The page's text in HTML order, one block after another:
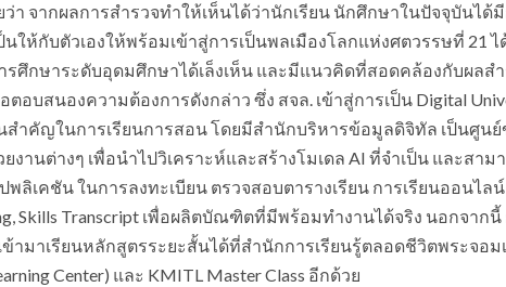
า จากผลการสำรวจทำให้เห็นได้ว่านักเรียน นักศึกษาในปัจจุบันได้
ห้กับตัวเองให้พร้อมเข้าสู่การเป็นพลเมืองโลกแห่งศตวรรษที่ 21 ไ
ศึกษาระดับอุดมศึกษาได้เล็งเห็น และมีแนวคิดที่สอดคล้องกับผลสำ
อบสนองความต้องการดังกล่าว ซึ่ง สจล. เข้าสู่การเป็น Digital
สำคัญในการเรียนการสอน โดยมีสำนักบริหารข้อมูลดิจิทัล เป็นศูน
านต่างๆ เพื่อนำไปวิเคราะห์และสร้างโมเดล AI ที่จำเป็น และสาม
ลิเคชัน ในการลงทะเบียน ตรวจสอบตารางเรียน การเรียนออนไล
Skills Transcript เพื่อผลิตบัณฑิตที่มีพร้อมทำงานได้จริง นอกจากนี้
มาเรียนหลักสูตรระยะสั้นได้ที่สำนักการเรียนรู้ตลอดชีวิตพระจอม
Center) และ KMITL Master Class อีกด้วย